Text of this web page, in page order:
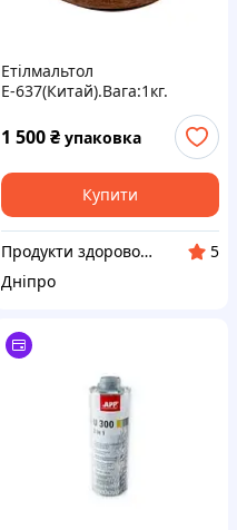
Етілмальтол
Е-637(Китай).Вага:1кг.
1 500₴ упаковка
Купити
Продукти здорового харчування від компанії "Pischevik".
5
Дніпро